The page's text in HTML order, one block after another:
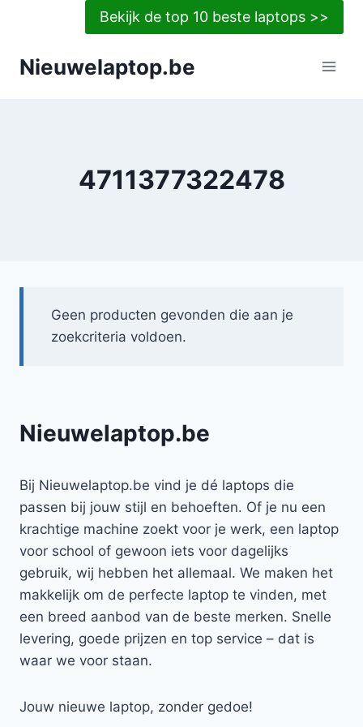
Bekijk de top 10 beste laptops >>
Nieuwelaptop.be
4711377322478
Geen producten gevonden die aan je
zoekcriteria voldoen.
Nieuwelaptop.be
Bij Nieuwelaptop.be vind je dé laptops die
passen bij jouw stijl en behoeften. Of je nu een
krachtige machine zoekt voor je werk, een laptop
voor school of gewoon iets voor dagelijks
gebruik, wij hebben het allemaal. We maken het
makkelijk om de perfecte laptop te vinden, met
een breed aanbod van de beste merken. Snelle
levering, goede prijzen en top service – dat is
waar we voor staan.
Jouw nieuwe laptop, zonder gedoe!